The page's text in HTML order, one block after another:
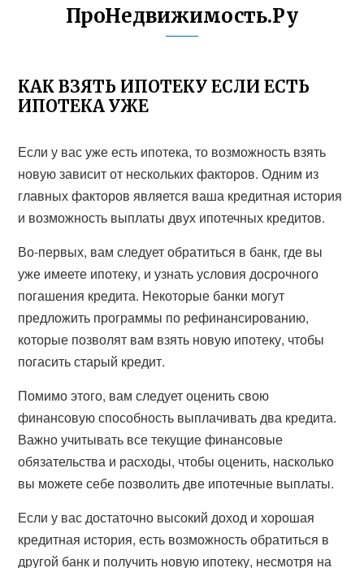
ПроНедвижимость.Ру
КАК ВЗЯТЬ ИПОТЕКУ ЕСЛИ ЕСТЬ
ИПОТЕКА УЖЕ
Если у вас уже есть ипотека, то возможность взять
новую зависит от нескольких факторов. Одним из
главных факторов является ваша кредитная история
и возможность выплаты двух ипотечных кредитов.
Во-первых, вам следует обратиться в банк, где вы
уже имеете ипотеку, и узнать условия досрочного
погашения кредита. Некоторые банки могут
предложить программы по рефинансированию,
которые позволят вам взять новую ипотеку, чтобы
погасить старый кредит.
Помимо этого, вам следует оценить свою
финансовую способность выплачивать два кредита.
Важно учитывать все текущие финансовые
обязательства и расходы, чтобы оценить, насколько
вы можете себе позволить две ипотечные выплаты.
Если у вас достаточно высокий доход и хорошая
кредитная история, есть возможность обратиться в
другой банк и получить новую ипотеку, несмотря на